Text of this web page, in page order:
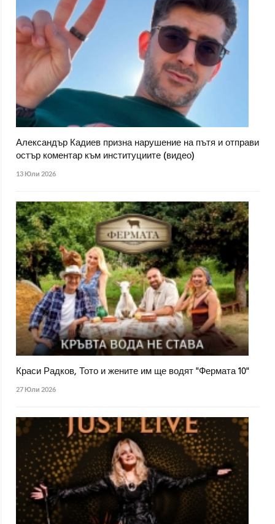
Александър Кадиев призна нарушение на пътя и отправи
остър коментар към институциите (видео)
13 Юли 2026
Краси Радков, Тото и жените им ще водят "Фермата 10"
27 Юли 2026